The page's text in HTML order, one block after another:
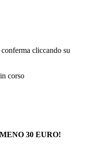
cliccando su
corso
30 EURO!